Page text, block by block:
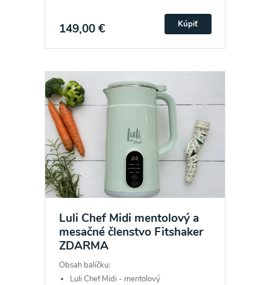
149,00 € Kúpiť
Luli Chef Midi mentolový a
mesačné členstvo Fitshaker
ZDARMA
Obsah balíčku:
Luli Chef Midi - mentolový